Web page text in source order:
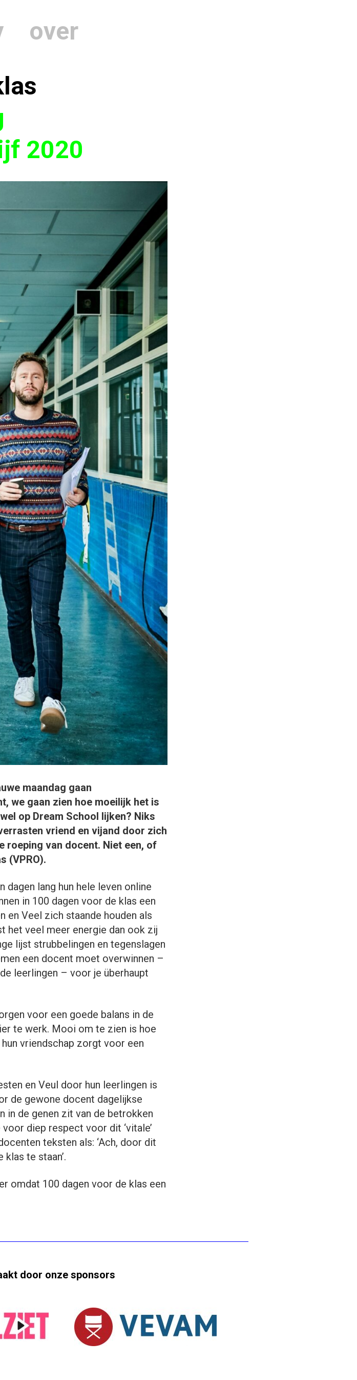
over
2020
maandag gaan
we gaan zien hoe moeilijk het is
op Dream School lijken? Niks
vriend en vijand door zich
roeping van docent. Niet een, of
(VPRO).
lang hun hele leven online
in 100 dagen voor de klas een
en Veel zich staande houden als
het veel meer energie dan ook zij
lijst strubbelingen en tegenslagen
een docent moet overwinnen –
leerlingen – voor je überhaupt
voor een goede balans in de
te werk. Mooi om te zien is hoe
vriendschap zorgt voor een
en Veul door hun leerlingen is
de gewone docent dagelijkse
in de genen zit van de betrokken
diep respect voor dit ‘vitale’
teksten als: ‘Ach, door dit
te staan’.
omdat 100 dagen voor de klas een
door onze sponsors